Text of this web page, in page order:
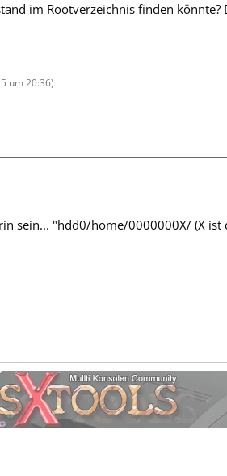
im Rootverzeichnis finden
um 20:36)
sein... "hdd0/home/0000000X/ (X